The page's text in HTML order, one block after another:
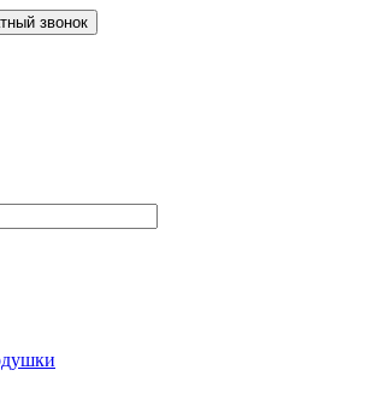
звонок